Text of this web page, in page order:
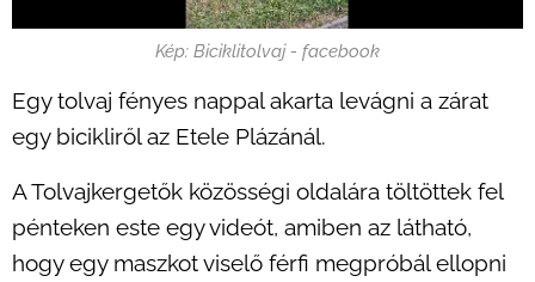
Kép: Biciklitolvaj - facebook
Egy tolvaj fényes nappal akarta levágni a zárat
egy bicikliről az Etele Plázánál.
A Tolvajkergetők közösségi oldalára töltöttek fel
pénteken este egy videót, amiben az látható,
hogy egy maszkot viselő férfi megpróbál ellopni